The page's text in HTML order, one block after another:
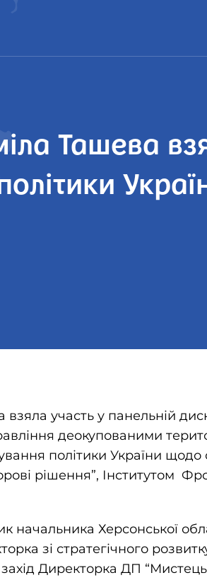
Ташева
участь у панельній
деокупованими
політики України щодо
рішення”, Інститутом
начальника Херсонської
зі стратегічного
Директорка ДП